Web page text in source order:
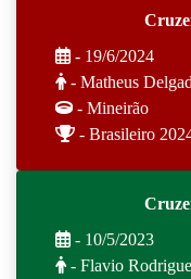
- 19/6/2024
- Matheus
- Mineirão
- Brasileiro
- 10/5/2023
- Flavio